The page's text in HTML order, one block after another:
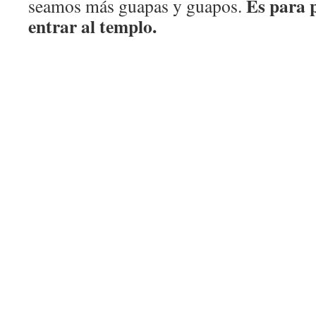
seamos más guapas y guapos. Es para
entrar al templo.